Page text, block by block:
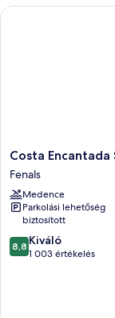
Costa
Encantada
Suites
&
Resort
Fenals
Costa Encantada
Fenals
Medence
Parkolási lehetőség
biztosított
8.8
ennyiből:
8,8 Kiváló
1 003 értékelés
Costa Encantada